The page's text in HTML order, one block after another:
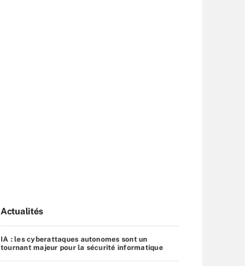
Actualités
IA : les cyberattaques autonomes sont un
tournant majeur pour la sécurité informatique